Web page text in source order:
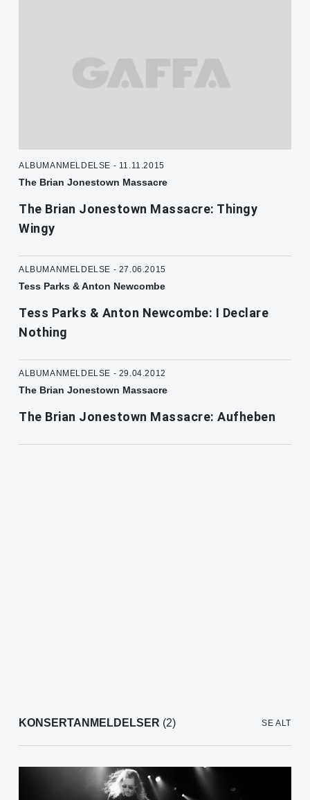
ALBUMANMELDELSE - 11.11.2015
The Brian Jonestown Massacre
The Brian Jonestown Massacre: Thingy
Wingy
ALBUMANMELDELSE - 27.06.2015
Tess Parks & Anton Newcombe
Tess Parks & Anton Newcombe: I Declare
Nothing
ALBUMANMELDELSE - 29.04.2012
The Brian Jonestown Massacre
The Brian Jonestown Massacre: Aufheben
KONSERTANMELDELSER (2) SE ALT